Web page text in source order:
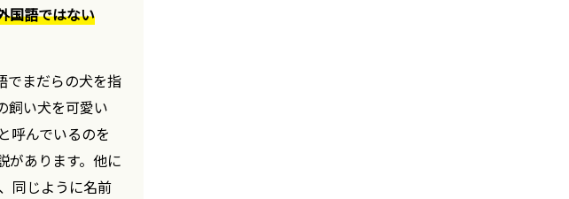
国語ではない
でまだらの犬を指
飼い犬を可愛い
と呼んでいるのを
があります。他に
同じように名前